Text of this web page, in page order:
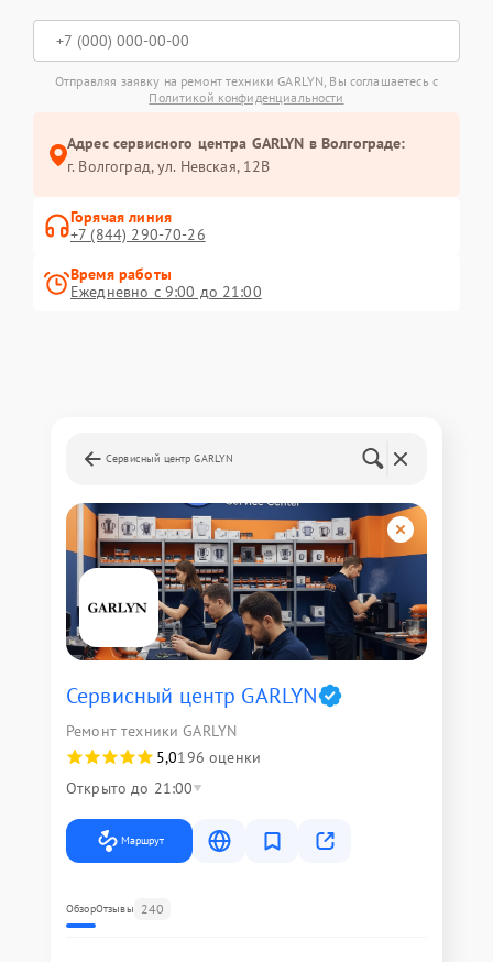
Отправляя заявку на ремонт техники GARLYN, Вы соглашаетесь с
Политикой конфиденциальности
Адрес сервисного центра GARLYN в Волгограде:
г. Волгоград, ул. Невская, 12В
Горячая линия
+7 (844) 290-70-26
Время работы
Ежедневно с 9:00 до 21:00
Сервисный центр GARLYN
Сервисный центр GARLYN
Ремонт техники GARLYN
5,0196 оценки
Открыто до 21:00
Маршрут
ОбзорОтзывы 240